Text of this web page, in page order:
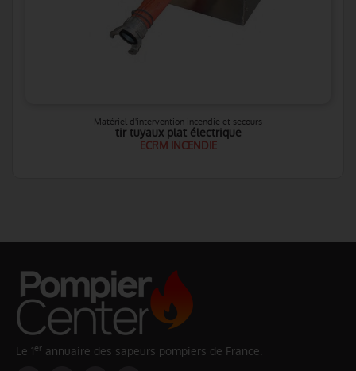
Matériel d'intervention incendie et secours
tir tuyaux plat électrique
ECRM INCENDIE
Le 1er annuaire des sapeurs pompiers de France.